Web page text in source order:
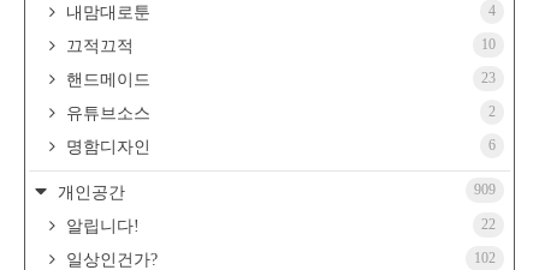
내맘대로툰 4
끄적끄적 10
핸드메이드 23
유튜브소스 2
명함디자인 6
개인공간 909
알립니다! 22
일상인건가? 102